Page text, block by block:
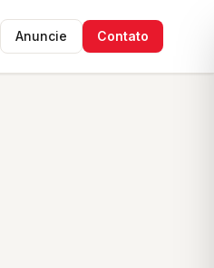
Anuncie Contato